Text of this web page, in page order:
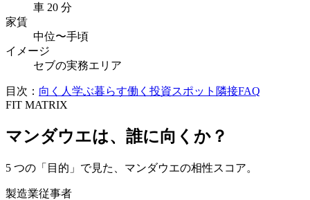
車 20 分
家賃
中位〜手頃
イメージ
セブの実務エリア
目次： 向く人 学ぶ暮らす働く 投資スポット 隣接FAQ
FIT MATRIX
マンダウエは、誰に向くか？
5 つの「目的」で見た、 マンダウエの相性スコア。
製造業従事者